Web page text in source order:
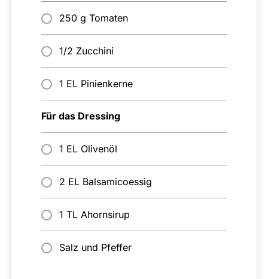
250 g Tomaten
1/2 Zucchini
1 EL Pinienkerne
Für das Dressing
1 EL Olivenöl
2 EL Balsamicoessig
1 TL Ahornsirup
Salz und Pfeffer